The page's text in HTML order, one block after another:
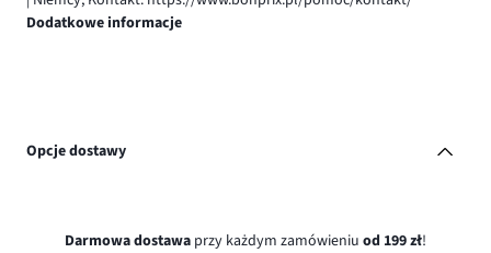
Dodatkowe informacje
Opcje dostawy
Darmowa dostawa przy każdym zamówieniu od 199 zł!